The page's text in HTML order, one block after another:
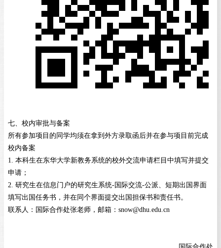
七、校内审批与备案
所有参加项目的同学均须在拿到外方录取函后并在参与项目前完成
校内备案
1. 本科生在东华大学新教务系统的校外交流申请栏目中填写并提交
申请；
2. 研究生在信息门户的研究生系统-国际交流-公派、短期出国界面
填写出国任务书，并在同个界面提交出国担保书和责任书。
联系人：国际合作处张老师，邮箱： snow@dhu.edu.cn